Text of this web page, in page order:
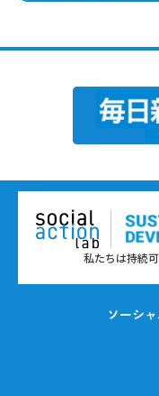
私たちは持続
ソーシ